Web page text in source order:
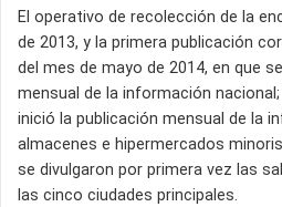
El operativo de recolección de la
de 2013, y la primera publicación
del mes de mayo de 2014, en que
mensual de la información
inició la publicación mensual de la
almacenes e hipermercados
se divulgaron por primera vez las
las cinco ciudades principales.